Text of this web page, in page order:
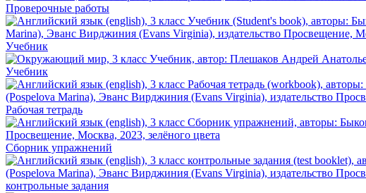
Проверочные работы
Учебник
Учебник
Рабочая тетрадь
Сборник упражнений
контрольные задания